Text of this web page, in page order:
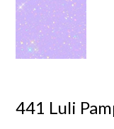
441 Luli